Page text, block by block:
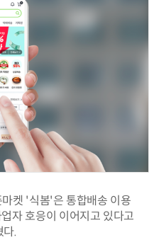
켓 '식봄'은 통합배송 이용
자 호응이 이어지고 있다고
.